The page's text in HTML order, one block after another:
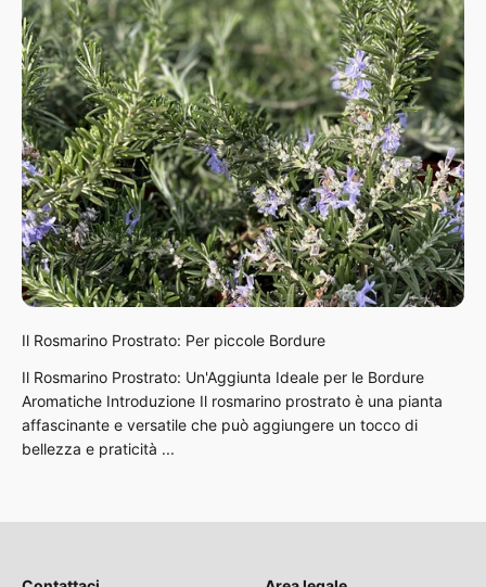
Il Rosmarino Prostrato: Per piccole Bordure
Il Rosmarino Prostrato: Un'Aggiunta Ideale per le Bordure
Aromatiche Introduzione Il rosmarino prostrato è una pianta
affascinante e versatile che può aggiungere un tocco di
bellezza e praticità ...